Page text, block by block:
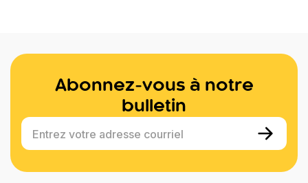
Abonnez-vous à notre
bulletin
Entrez votre adresse courriel